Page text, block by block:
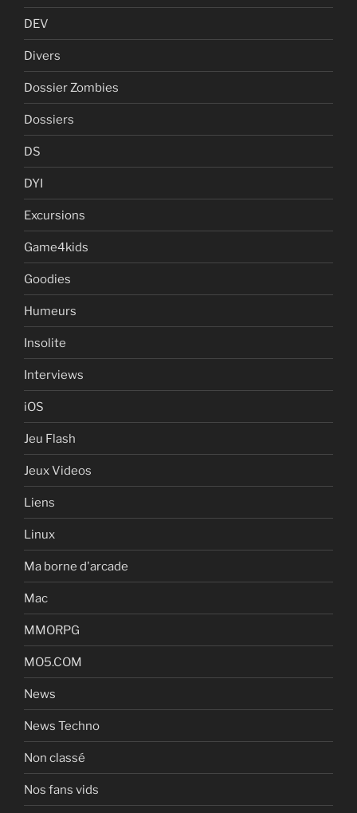
DEV
Divers
Dossier Zombies
Dossiers
DS
DYI
Excursions
Game4kids
Goodies
Humeurs
Insolite
Interviews
iOS
Jeu Flash
Jeux Videos
Liens
Linux
Ma borne d'arcade
Mac
MMORPG
MO5.COM
News
News Techno
Non classé
Nos fans vids